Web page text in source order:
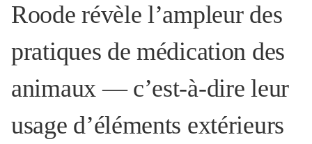
Roode révèle l’ampleur des
pratiques de médication des
animaux — c’est-à-dire leur
usage d’éléments extérieurs